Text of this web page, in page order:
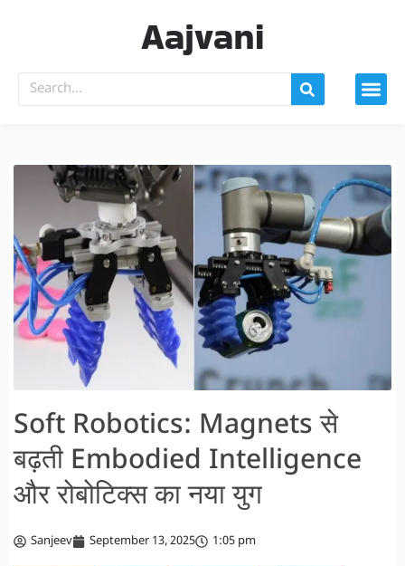
Aajvani
Soft Robotics: Magnets से
बढ़ती Embodied Intelligence
और रोबोटिक्स का नया युग
Sanjeev September 13, 2025 1:05 pm